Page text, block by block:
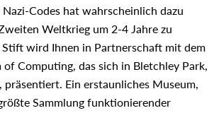
Codes hat wahrscheinlich dazu
Weltkrieg um 2-4 Jahre zu
Stift wird Ihnen in Partnerschaft mit dem
Computing, das sich in Bletchley Park,
präsentiert. Ein erstaunliches Museum,
Sammlung funktionierender